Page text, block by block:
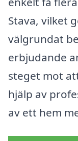
Stava, vilket
välgrundat
erbjudande
steget mot
hjälp av
av ett hem